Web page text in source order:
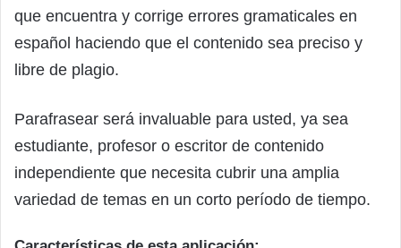
que encuentra y corrige errores gramaticales en
español haciendo que el contenido sea preciso y
libre de plagio.
Parafrasear será invaluable para usted, ya sea
estudiante, profesor o escritor de contenido
independiente que necesita cubrir una amplia
variedad de temas en un corto período de tiempo.